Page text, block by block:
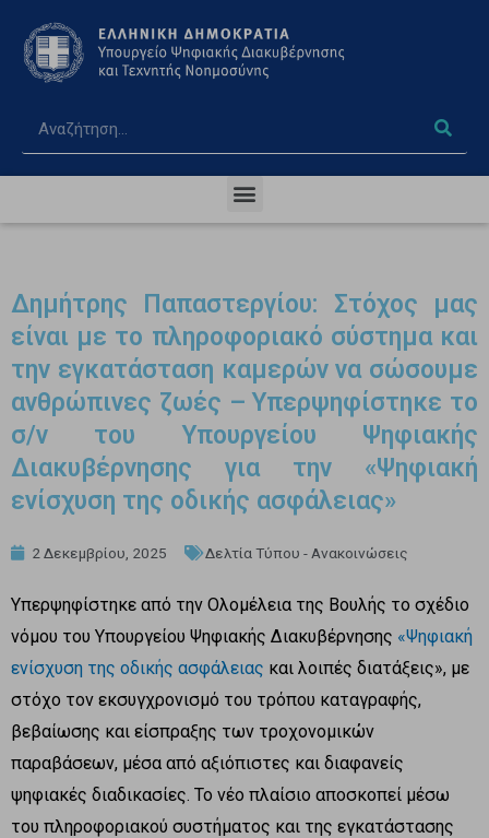
Δημήτρης Παπαστεργίου: Στόχος μας
είναι με το πληροφοριακό σύστημα και
την εγκατάσταση καμερών να σώσουμε
ανθρώπινες ζωές – Υπερψηφίστηκε το
σ/ν του Υπουργείου Ψηφιακής
Διακυβέρνησης για την «Ψηφιακή
ενίσχυση της οδικής ασφάλειας»
2 Δεκεμβρίου, 2025 Δελτία Τύπου - Ανακοινώσεις
Υπερψηφίστηκε από την Ολομέλεια της Βουλής το σχέδιο
νόμου του Υπουργείου Ψηφιακής Διακυβέρνησης «Ψηφιακή
ενίσχυση της οδικής ασφάλειας και λοιπές διατάξεις», με
στόχο τον εκσυγχρονισμό του τρόπου καταγραφής,
βεβαίωσης και είσπραξης των τροχονομικών
παραβάσεων, μέσα από αξιόπιστες και διαφανείς
ψηφιακές διαδικασίες. Το νέο πλαίσιο αποσκοπεί μέσω
του πληροφοριακού συστήματος και της εγκατάστασης